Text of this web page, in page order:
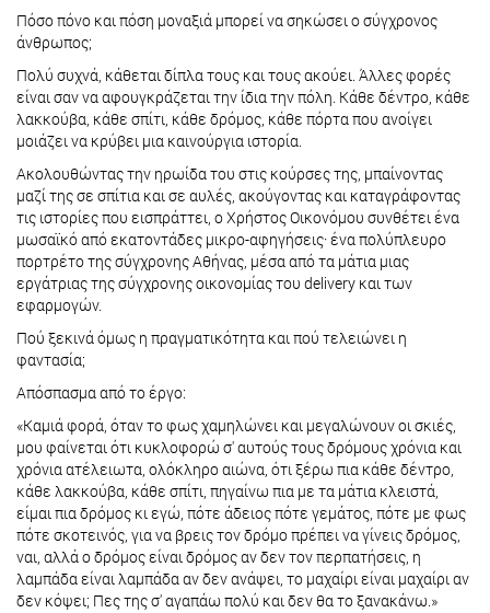
Πόσο πόνο και πόση μοναξιά μπορεί να σηκώσει ο σύγχρονος
άνθρωπος;
Πολύ συχνά, κάθεται δίπλα τους και τους ακούει. Άλλες φορές
είναι σαν να αφουγκράζεται την ίδια την πόλη. Κάθε δέντρο, κάθε
λακκούβα, κάθε σπίτι, κάθε δρόμος, κάθε πόρτα που ανοίγει
μοιάζει να κρύβει μια καινούργια ιστορία.
Ακολουθώντας την ηρωίδα του στις κούρσες της, μπαίνοντας
μαζί της σε σπίτια και σε αυλές, ακούγοντας και καταγράφοντας
τις ιστορίες που εισπράττει, ο Χρήστος Οικονόμου συνθέτει ένα
μωσαϊκό από εκατοντάδες μικρο-αφηγήσεις· ένα πολύπλευρο
πορτρέτο της σύγχρονης Αθήνας, μέσα από τα μάτια μιας
εργάτριας της σύγχρονης οικονομίας του delivery και των
εφαρμογών.
Πού ξεκινά όμως η πραγματικότητα και πού τελειώνει η
φαντασία;
Απόσπασμα από το έργο:
«Καμιά φορά, όταν το φως χαμηλώνει και μεγαλώνουν οι σκιές,
μου φαίνεται ότι κυκλοφορώ σ' αυτούς τους δρόμους χρόνια και
χρόνια ατέλειωτα, ολόκληρο αιώνα, ότι ξέρω πια κάθε δέντρο,
κάθε λακκούβα, κάθε σπίτι, πηγαίνω πια με τα μάτια κλειστά,
είμαι πια δρόμος κι εγώ, πότε άδειος πότε γεμάτος, πότε με φως
πότε σκοτεινός, για να βρεις τον δρόμο πρέπει να γίνεις δρόμος,
ναι, αλλά ο δρόμος είναι δρόμος αν δεν τον περπατήσεις, η
λαμπάδα είναι λαμπάδα αν δεν ανάψει, το μαχαίρι είναι μαχαίρι αν
δεν κόψει; Πες της σ' αγαπάω πολύ και δεν θα το ξανακάνω.»